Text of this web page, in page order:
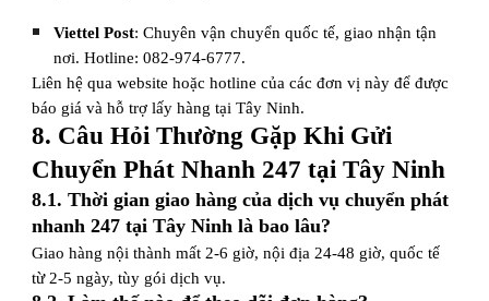
Viettel Post: Chuyên vận chuyển quốc tế, giao nhận tận
nơi. Hotline: 082-974-6777.
Liên hệ qua website hoặc hotline của các đơn vị này để được
báo giá và hỗ trợ lấy hàng tại Tây Ninh.
8. Câu Hỏi Thường Gặp Khi Gửi
Chuyển Phát Nhanh 247 tại Tây Ninh
8.1. Thời gian giao hàng của dịch vụ chuyển phát
nhanh 247 tại Tây Ninh là bao lâu?
Giao hàng nội thành mất 2-6 giờ, nội địa 24-48 giờ, quốc tế
từ 2-5 ngày, tùy gói dịch vụ.